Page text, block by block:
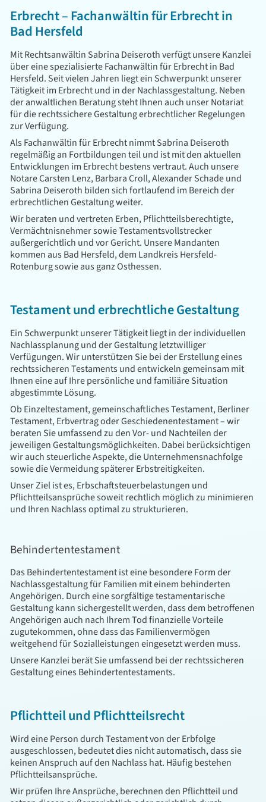
Erbrecht – Fachanwältin für Erbrecht in
Bad Hersfeld
Mit Rechtsanwältin Sabrina Deiseroth verfügt unsere Kanzlei
über eine spezialisierte Fachanwältin für Erbrecht in Bad
Hersfeld. Seit vielen Jahren liegt ein Schwerpunkt unserer
Tätigkeit im Erbrecht und in der Nachlassgestaltung. Neben
der anwaltlichen Beratung steht Ihnen auch unser Notariat
für die rechtssichere Gestaltung erbrechtlicher Regelungen
zur Verfügung.
Als Fachanwältin für Erbrecht nimmt Sabrina Deiseroth
regelmäßig an Fortbildungen teil und ist mit den aktuellen
Entwicklungen im Erbrecht bestens vertraut. Auch unsere
Notare Carsten Lenz, Barbara Croll, Alexander Schade und
Sabrina Deiseroth bilden sich fortlaufend im Bereich der
erbrechtlichen Gestaltung weiter.
Wir beraten und vertreten Erben, Pflichtteilsberechtigte,
Vermächtnisnehmer sowie Testamentsvollstrecker
außergerichtlich und vor Gericht. Unsere Mandanten
kommen aus Bad Hersfeld, dem Landkreis Hersfeld-
Rotenburg sowie aus ganz Osthessen.
Testament und erbrechtliche Gestaltung
Ein Schwerpunkt unserer Tätigkeit liegt in der individuellen
Nachlassplanung und der Gestaltung letztwilliger
Verfügungen. Wir unterstützen Sie bei der Erstellung eines
rechtssicheren Testaments und entwickeln gemeinsam mit
Ihnen eine auf Ihre persönliche und familiäre Situation
abgestimmte Lösung.
Ob Einzeltestament, gemeinschaftliches Testament, Berliner
Testament, Erbvertrag oder Geschiedenentestament – wir
beraten Sie umfassend zu den Vor- und Nachteilen der
jeweiligen Gestaltungsmöglichkeiten. Dabei berücksichtigen
wir auch steuerliche Aspekte, die Unternehmensnachfolge
sowie die Vermeidung späterer Erbstreitigkeiten.
Unser Ziel ist es, Erbschaftsteuerbelastungen und
Pflichtteilsansprüche soweit rechtlich möglich zu minimieren
und Ihren Nachlass optimal zu strukturieren.
Behindertentestament
Das Behindertentestament ist eine besondere Form der
Nachlassgestaltung für Familien mit einem behinderten
Angehörigen. Durch eine sorgfältige testamentarische
Gestaltung kann sichergestellt werden, dass dem betroffenen
Angehörigen auch nach Ihrem Tod finanzielle Vorteile
zugutekommen, ohne dass das Familienvermögen
weitgehend für Sozialleistungen eingesetzt werden muss.
Unsere Kanzlei berät Sie umfassend bei der rechtssicheren
Gestaltung eines Behindertentestaments.
Pflichtteil und Pflichtteilsrecht
Wird eine Person durch Testament von der Erbfolge
ausgeschlossen, bedeutet dies nicht automatisch, dass sie
keinen Anspruch auf den Nachlass hat. Häufig bestehen
Pflichtteilsansprüche.
Wir prüfen Ihre Ansprüche, berechnen den Pflichtteil und